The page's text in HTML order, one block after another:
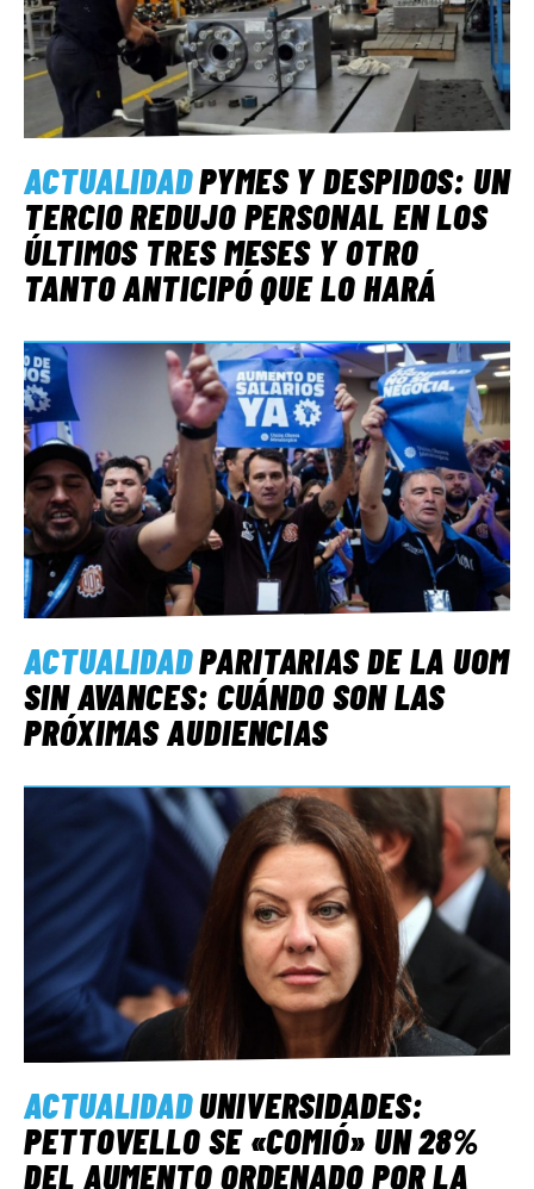
ACTUALIDADPYMES Y DESPIDOS: UN
TERCIO REDUJO PERSONAL EN LOS
ÚLTIMOS TRES MESES Y OTRO
TANTO ANTICIPÓ QUE LO HARÁ
ACTUALIDADPARITARIAS DE LA UOM
SIN AVANCES: CUÁNDO SON LAS
PRÓXIMAS AUDIENCIAS
ACTUALIDADUNIVERSIDADES:
PETTOVELLO SE «COMIÓ» UN 28%
DEL AUMENTO ORDENADO POR LA